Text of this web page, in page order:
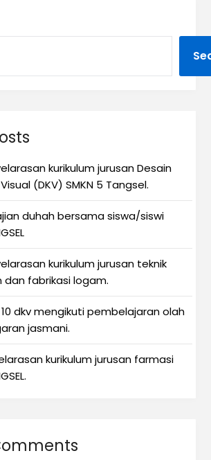
kurikulum jurusan Desain
(DKV) SMKN 5 Tangsel.
duhah bersama siswa/siswi
kurikulum jurusan teknik
dan fabrikasi logam.
dkv mengikuti pembelajaran olah
jasmani.
kurikulum jurusan farmasi